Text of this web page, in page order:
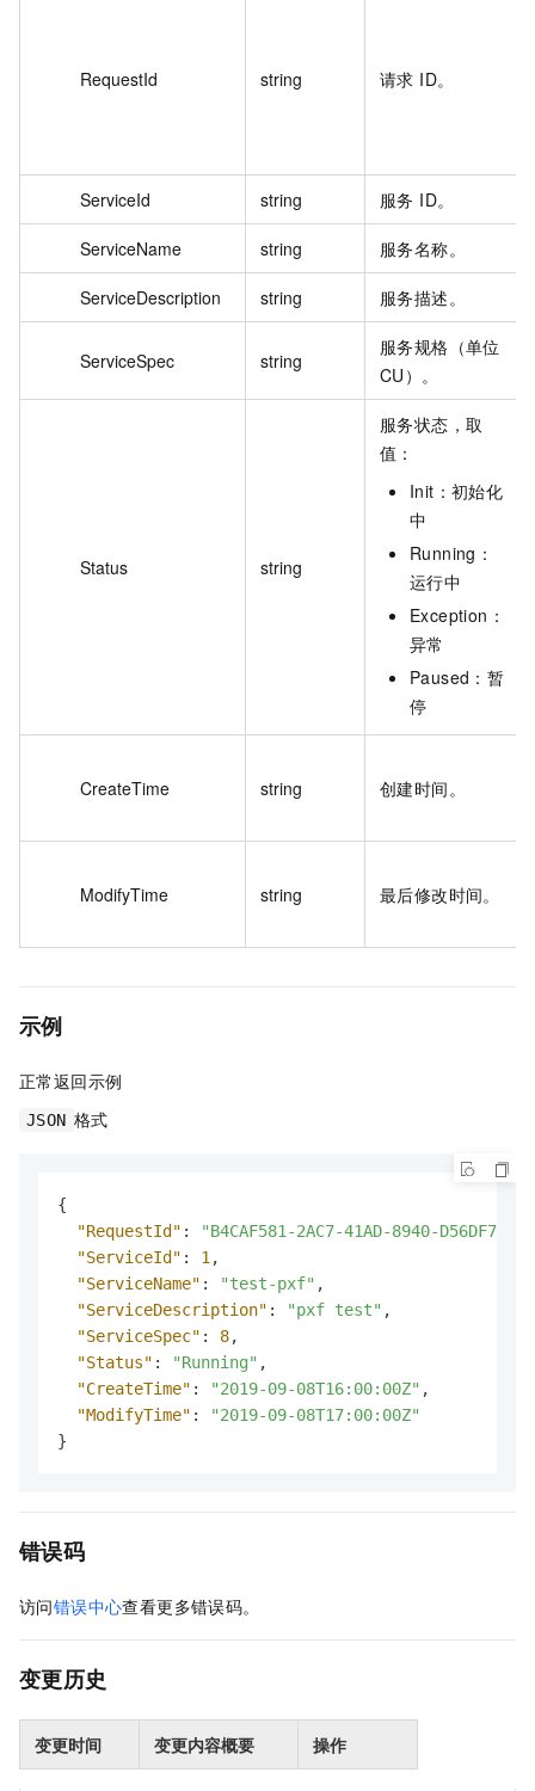
RequestId string 请求 ID。
ServiceId string 服务 ID。
ServiceName string 服务名称。
ServiceDescription string 服务描述。
ServiceSpec string
服务规格（单位
CU）。
Status string
服务状态，取
值：
Init：初始化
中
Running：
运行中
Exception：
异常
Paused：暂
停
CreateTime string 创建时间。
ModifyTime string 最后修改时间。
示例
正常返回示例
JSON 格式
{
"RequestId" :
"B4CAF581-2AC7-41AD-8940-
"ServiceId" : 1 ,
"ServiceName" : "test-pxf" ,
"ServiceDescription" : "pxf test" ,
"ServiceSpec" : 8,
"Status" : "Running" ,
"CreateTime" : "2019-09-08T16:00:00Z" ,
"ModifyTime" :
"2019-09-08T17:00:00Z"
}
错误码
访问错误中心查看更多错误码。
变更历史
变更时间 变更内容概要 操作